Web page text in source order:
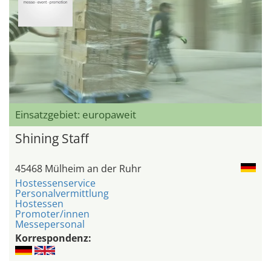
Einsatzgebiet: europaweit
Shining Staff
45468 Mülheim an der Ruhr
Hostessenservice
Personalvermittlung
Hostessen
Promoter/innen
Messepersonal
Korrespondenz: